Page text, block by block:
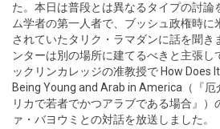
た。本日は普段とは異なるタイプの討論
ム学者の第一人者で、ブッシュ政権時
されていたタリク・ラマダンに話を聞き
ンターは別の場所に建てるべきと主張し
ックリンカレッジの准教授で How Does
Being Young and Arab in America（『
リカで若者でかつアラブである場合』）
ァ・バヨウミとの対話を放送しました。